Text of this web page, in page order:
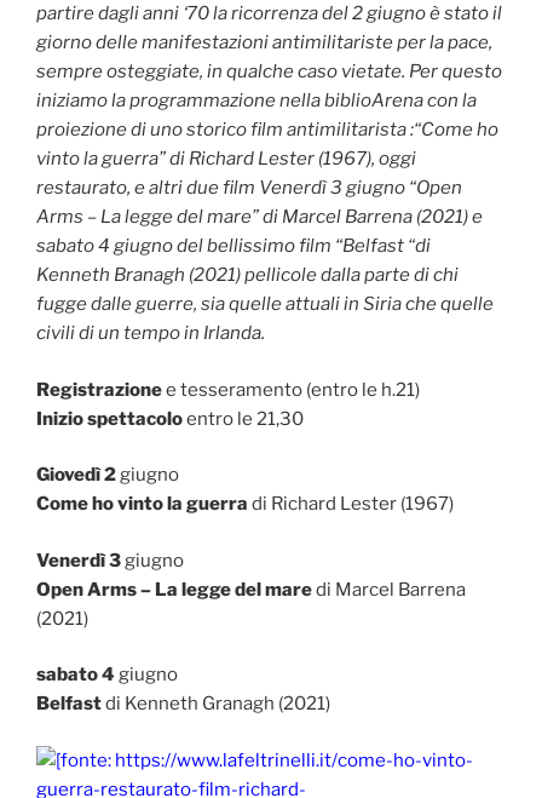
partire dagli anni ‘70 la ricorrenza del 2 giugno è stato il
giorno delle manifestazioni antimilitariste per la pace,
sempre osteggiate, in qualche caso vietate. Per questo
iniziamo la programmazione nella biblioArena con la
proiezione di uno storico film antimilitarista :“Come ho
vinto la guerra” di Richard Lester (1967), oggi
restaurato, e altri due film Venerdì 3 giugno “Open
Arms – La legge del mare” di Marcel Barrena (2021) e
sabato 4 giugno del bellissimo film “Belfast “di
Kenneth Branagh (2021) pellicole dalla parte di chi
fugge dalle guerre, sia quelle attuali in Siria che quelle
civili di un tempo in Irlanda.
Registrazionee tesseramento (entro le h.21)
Inizio spettacoloentro le 21,30
Giovedì 2giugno
Come ho vinto la guerra di Richard Lester (1967)
Venerdì 3giugno
Open Arms – La legge del maredi Marcel Barrena
(2021)
sabato 4 giugno
Belfastdi Kenneth Granagh (2021)